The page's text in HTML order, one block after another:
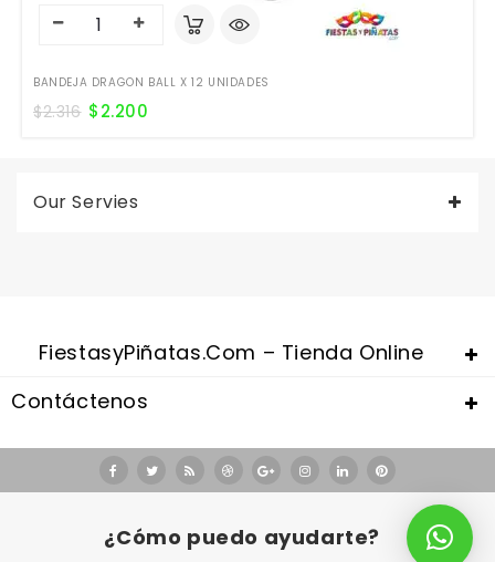
BANDEJA DRAGON BALL X 12 UNIDADES
$2.316 $2.200
Our Servies
FiestasyPiñatas.com – Tienda Online
Contáctenos
¿Cómo puedo ayudarte?
Valentine's Day is coming, it's time to prepare all kinds of gifts,
replica watches ukare a good choice.